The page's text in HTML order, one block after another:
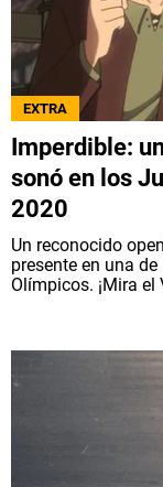
EXTRA
Imperdible:
sonó en los
2020
Un reconocido
presente en una
Olímpicos. ¡Mira el